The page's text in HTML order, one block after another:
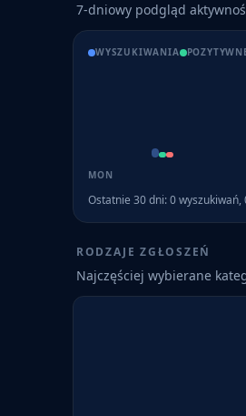
7-dniowy podgląd
WYSZUKIWANIA
MON
Ostatnie 30 dni:0wyszukiwań,
RODZAJE ZGŁOSZEŃ
Najczęściej wybierane